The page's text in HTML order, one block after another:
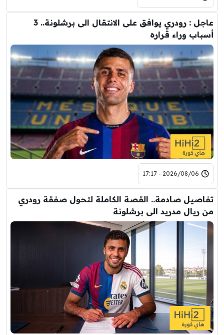
عاجل : رودري يوافق على الانتقال الى برشلونة.. 3
أسباب وراء قراره
2026/08/06 - 17:17
تفاصيل صادمة.. القصة الكاملة لتحول صفقة رودري
من ريال مدريد الى برشلونة